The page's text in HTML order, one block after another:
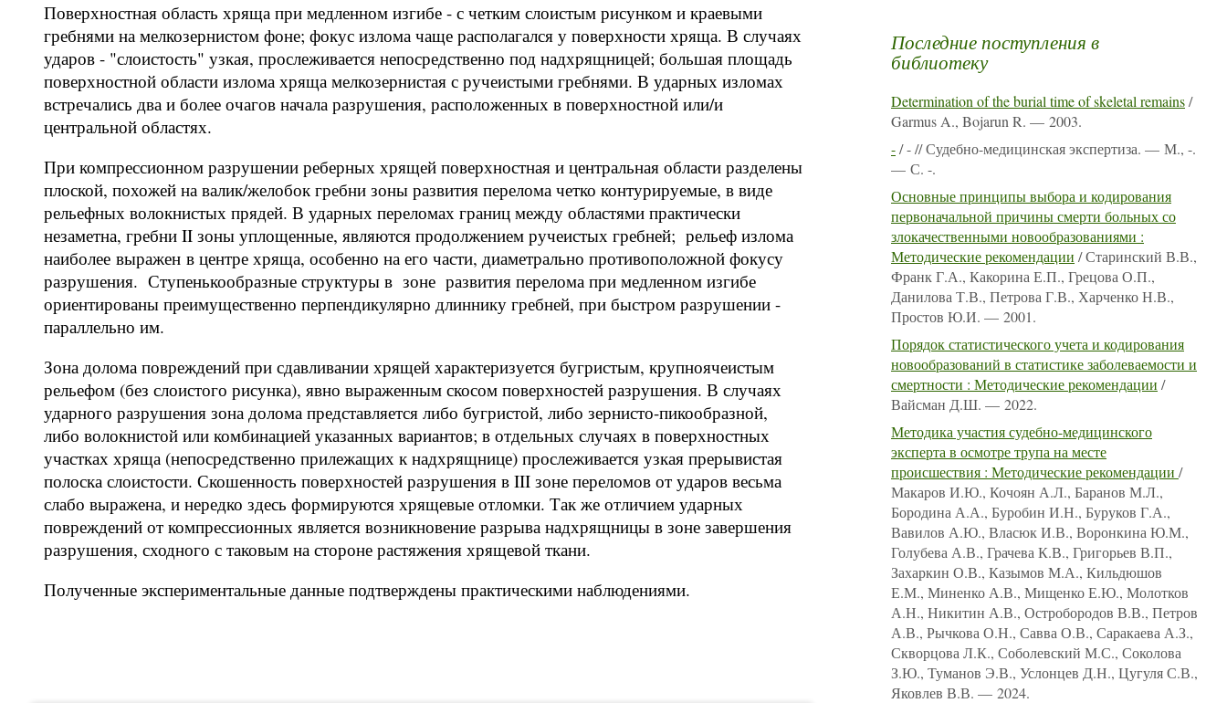
Поверхностная область хряща при медленном изгибе - с четким слоистым рисунком и краевыми
гребнями на мелкозернистом фоне; фокус излома чаще располагался у поверхности хряща. В случаях
ударов - "слоистость" узкая, прослеживается непосредственно под надхрящницей; большая площадь
поверхностной области излома хряща мелкозернистая с ручеистыми гребнями. В ударных изломах
встречались два и более очагов начала разрушения, расположенных в поверхностной или/и
центральной областях.
При компрессионном разрушении реберных хрящей поверхностная и центральная области разделены
плоской, похожей на валик/желобок гребни зоны развития перелома четко контурируемые, в виде
рельефных волокнистых прядей. В ударных переломах границ между областями практически
незаметна, гребни II зоны уплощенные, являются продолжением ручеистых гребней; рельеф излома
наиболее выражен в центре хряща, особенно на его части, диаметрально противоположной фокусу
разрушения. Ступенькообразные структуры в зоне развития перелома при медленном изгибе
ориентированы преимущественно перпендикулярно длиннику гребней, при быстром разрушении -
параллельно им.
Зона долома повреждений при сдавливании хрящей характеризуется бугристым, крупноячеистым
рельефом (без слоистого рисунка), явно выраженным скосом поверхностей разрушения. В случаях
ударного разрушения зона долома представляется либо бугристой, либо зернисто-пикообразной,
либо волокнистой или комбинацией указанных вариантов; в отдельных случаях в поверхностных
участках хряща (непосредственно прилежащих к надхрящнице) прослеживается узкая прерывистая
полоска слоистости. Скошенность поверхностей разрушения в III зоне переломов от ударов весьма
слабо выражена, и нередко здесь формируются хрящевые отломки. Так же отличием ударных
повреждений от компрессионных является возникновение разрыва надхрящницы в зоне завершения
разрушения, сходного с таковым на стороне растяжения хрящевой ткани.
Полученные экспериментальные данные подтверждены практическими наблюдениями.
Последние поступления в
библиотеку
Determination of the burial time of skeletal remains/
Garmus A., Bojarun R. — 2003.
-/ - // Судебно-медицинская экспертиза. — М., -.
— С. -.
Основные принципы выбора и кодирования
первоначальной причины смерти больных со
злокачественными новообразованиями :
Методические рекомендации / Старинский В.В.,
Франк Г.А., Какорина Е.П., Грецова О.П.,
Данилова Т.В., Петрова Г.В., Харченко Н.В.,
Простов Ю.И. — 2001.
Порядок статистического учета и кодирования
новообразований в статистике заболеваемости и
смертности : Методические рекомендации /
Вайсман Д.Ш. — 2022.
Методика участия судебно-медицинского
эксперта в осмотре трупа на месте
происшествия : Методические рекомендации /
Макаров И.Ю., Кочоян А.Л., Баранов М.Л.,
Бородина А.А., Буробин И.Н., Буруков Г.А.,
Вавилов А.Ю., Власюк И.В., Воронкина Ю.М.,
Голубева А.В., Грачева К.В., Григорьев В.П.,
Захаркин О.В., Казымов М.А., Кильдюшов
Е.М., Миненко А.В., Мищенко Е.Ю., Молотков
А.Н., Никитин А.В., Остробородов В.В., Петров
А.В., Рычкова О.Н., Савва О.В., Саракаева А.З.,
Скворцова Л.К., Соболевский М.С., Соколова
З.Ю., Туманов Э.В., Услонцев Д.Н., Цугуля С.В.,
Яковлев В.В. — 2024.